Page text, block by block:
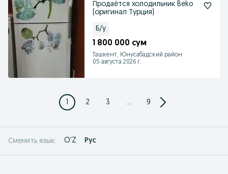
Продаётся холодильник Beko
(оригинал Турция)
Б/у
1 800 000 сум
Ташкент, Юнусабадский район
05 августа 2026 г.
1 2 3 ... 9
Сменить язык: O'Z Рус